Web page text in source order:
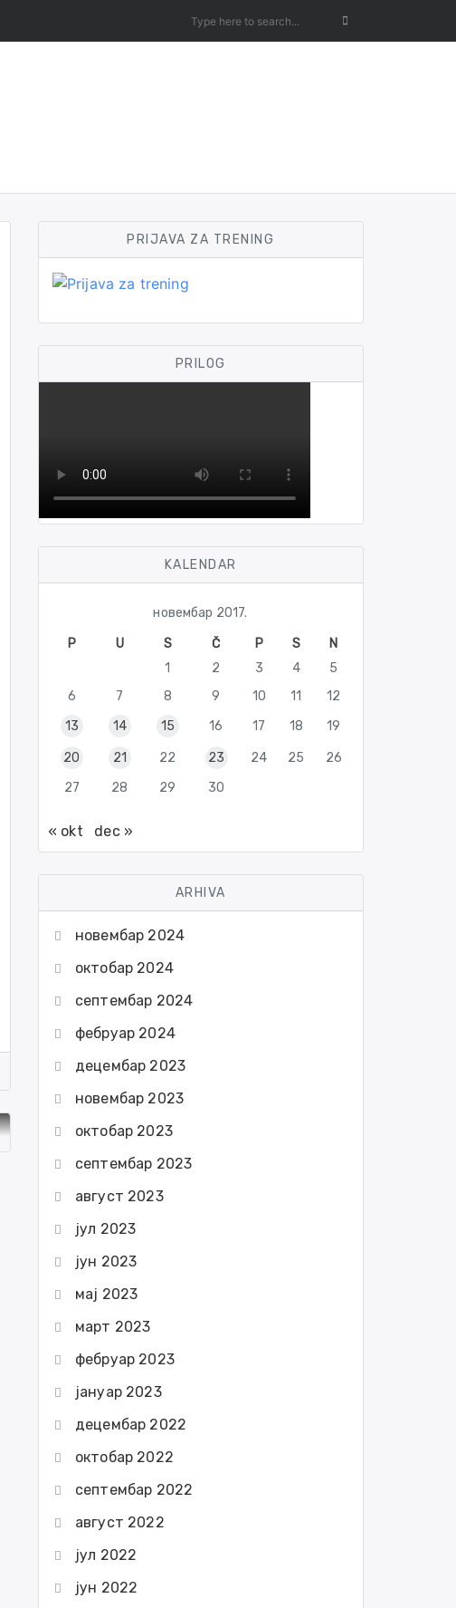
PRIJAVA ZA TRENING
PRILOG
KALENDAR
новембар 2017.
P
U S Č P S
N
1
2 3 4
5
6
7 8 9 10 11
12
13
14 15 16 17 18 19
20 21 22 23 24 25
26
27
28 29 30
« okt dec »
ARHIVA
новембар 2024
октобар 2024
септембар 2024
фебруар 2024
децембар 2023
новембар 2023
октобар 2023
септембар 2023
август 2023
јул 2023
јун 2023
мај 2023
март 2023
фебруар 2023
јануар 2023
децембар 2022
октобар 2022
септембар 2022
август 2022
јул 2022
јун 2022